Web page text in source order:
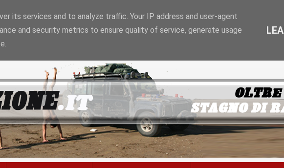
Il blog è in onda da
its services and to analyze traffic. Your IP address and user-agent
and security metrics to ensure quality of service, generate usage